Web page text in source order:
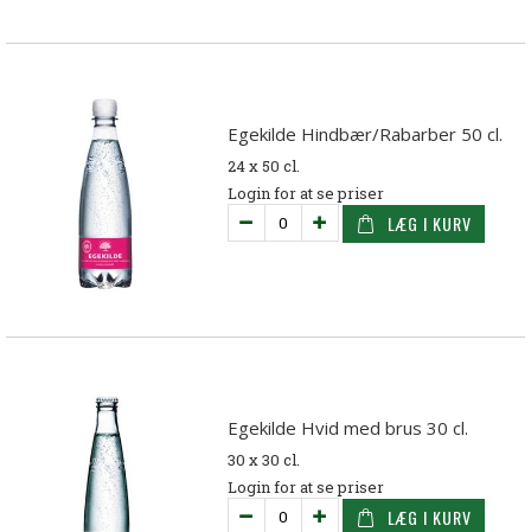
Egekilde Hindbær/Rabarber 50 cl.
24 x 50 cl.
Login for at se priser
LÆG I KURV
Egekilde Hvid med brus 30 cl.
30 x 30 cl.
Login for at se priser
LÆG I KURV